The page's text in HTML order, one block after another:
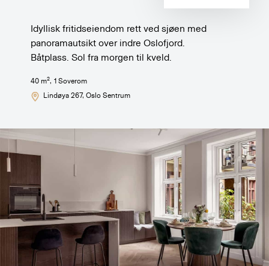
Idyllisk fritidseiendom rett ved sjøen med
panoramautsikt over indre Oslofjord.
Båtplass. Sol fra morgen til kveld.
40 m2, 1 Soverom
Lindøya 267, Oslo Sentrum